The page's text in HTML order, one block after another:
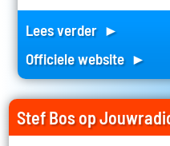
Lees verder ►
Officiele website ►
Stef Bos op